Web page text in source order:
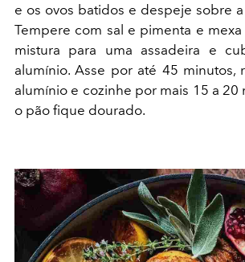
e os ovos batidos e despeje sobre
Tempere com sal e pimenta e mexa
mistura para uma assadeira e
alumínio. Asse por até 45 minutos,
alumínio e cozinhe por mais 15 a 20
o pão fique dourado.